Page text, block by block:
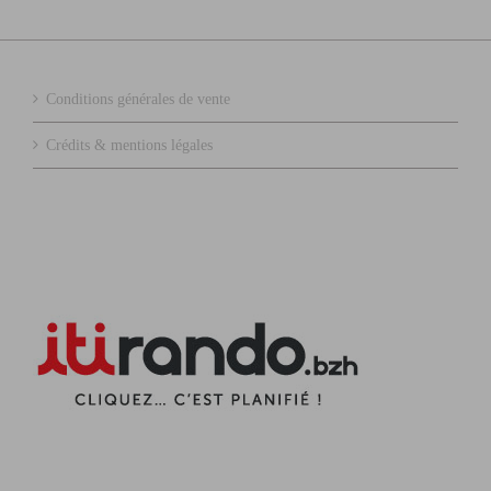
Conditions générales de vente
Crédits & mentions légales